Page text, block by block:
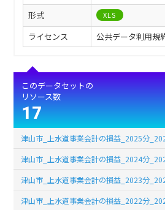
形式
XLS
ライセンス 公共データ利用規
このデータセットの
リソース数
17
津山市_上水道事業会計の損益_2025分
津山市_上水道事業会計の損益_2024分
津山市_上水道事業会計の損益_2023分
津山市_上水道事業会計の損益_2022分